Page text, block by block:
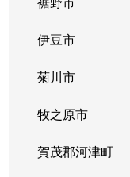
伊豆市
菊川市
牧之原市
賀茂郡河津町